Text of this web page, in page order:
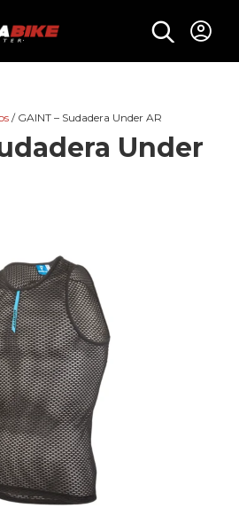
/ GAINT – Sudadera Under AR
Under